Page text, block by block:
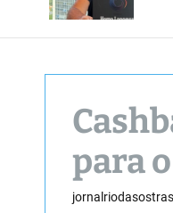
para
jornalriodasostras